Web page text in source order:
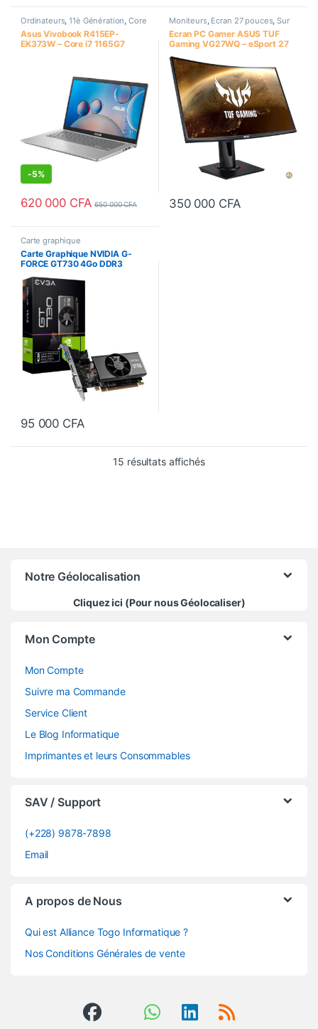
Ordinateurs,11è Génération, Core
i7 Ecran 14" Memoire Graphique
dédié ,Portatifs,Processeur Intel
Asus Vivobook R415EP-
EK373W – Core i7 1165G7
-5%
620 000 CFA 650 000CFA
Moniteurs, Ecran 27 pouces,Sur
Commande
Ecran PC Gamer ASUS TUF
Gaming VG27WQ – eSport 27
350 000 CFA
Carte graphique
Carte Graphique NVIDIA G-
FORCE GT730 4Go DDR3
95 000 CFA
15 résultats affichésTrié du plus récent au
Notre Géolocalisation
Cliquez ici (Pour nous Géolocaliser)
Mon Compte
Mon Compte
Suivre ma Commande
Service Client
Le Blog Informatique
Imprimantes et leurs Consommables
SAV / Support
(+228) 9878-7898
Email
A propos de Nous
Qui est Alliance Togo Informatique ?
Nos Conditions Générales de vente